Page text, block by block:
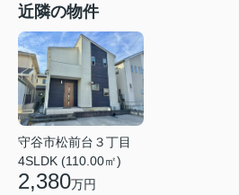
近隣の物件
守谷市松前台３丁目
4SLDK (110.00㎡)
2,380万円